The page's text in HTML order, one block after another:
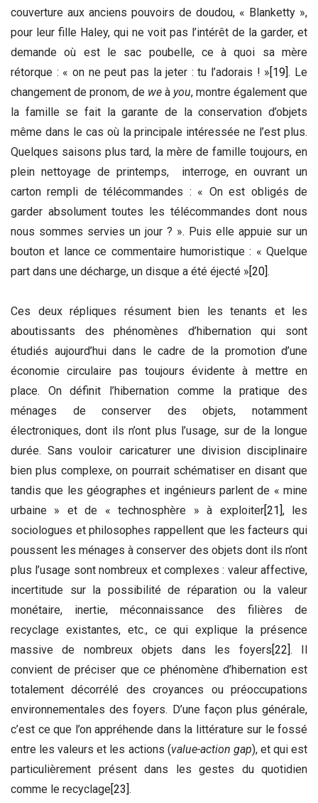
couverture aux anciens pouvoirs de doudou, « Blanketty »,
pour leur fille Haley, qui ne voit pas l’intérêt de la garder, et
demande où est le sac poubelle, ce à quoi sa mère
rétorque : « on ne peut pas la jeter : tu l’adorais ! » [19]. Le
changement de pronom, de we à you, montre également que
la famille se fait la garante de la conservation d’objets
même dans le cas où la principale intéressée ne l’est plus.
Quelques saisons plus tard, la mère de famille toujours, en
plein nettoyage de printemps, interroge, en ouvrant un
carton rempli de télécommandes : « On est obligés de
garder absolument toutes les télécommandes dont nous
nous sommes servies un jour ? ». Puis elle appuie sur un
bouton et lance ce commentaire humoristique : « Quelque
part dans une décharge, un disque a été éjecté » [20] .
Ces deux répliques résument bien les tenants et les
aboutissants des phénomènes d’hibernation qui sont
étudiés aujourd’hui dans le cadre de la promotion d’une
économie circulaire pas toujours évidente à mettre en
place. On définit l’hibernation comme la pratique des
ménages de conserver des objets, notamment
électroniques, dont ils n’ont plus l’usage, sur de la longue
durée. Sans vouloir caricaturer une division disciplinaire
bien plus complexe, on pourrait schématiser en disant que
tandis que les géographes et ingénieurs parlent de « mine
urbaine » et de « technosphère » à exploiter[21], les
sociologues et philosophes rappellent que les facteurs qui
poussent les ménages à conserver des objets dont ils n’ont
plus l’usage sont nombreux et complexes : valeur affective,
incertitude sur la possibilité de réparation ou la valeur
monétaire, inertie, méconnaissance des filières de
recyclage existantes, etc., ce qui explique la présence
massive de nombreux objets dans les foyers[22]. Il
convient de préciser que ce phénomène d’hibernation est
totalement décorrélé des croyances ou préoccupations
environnementales des foyers. D’une façon plus générale,
c’est ce que l’on appréhende dans la littérature sur le fossé
entre les valeurs et les actions (value-action gap), et qui est
particulièrement présent dans les gestes du quotidien
comme le recyclage[23].